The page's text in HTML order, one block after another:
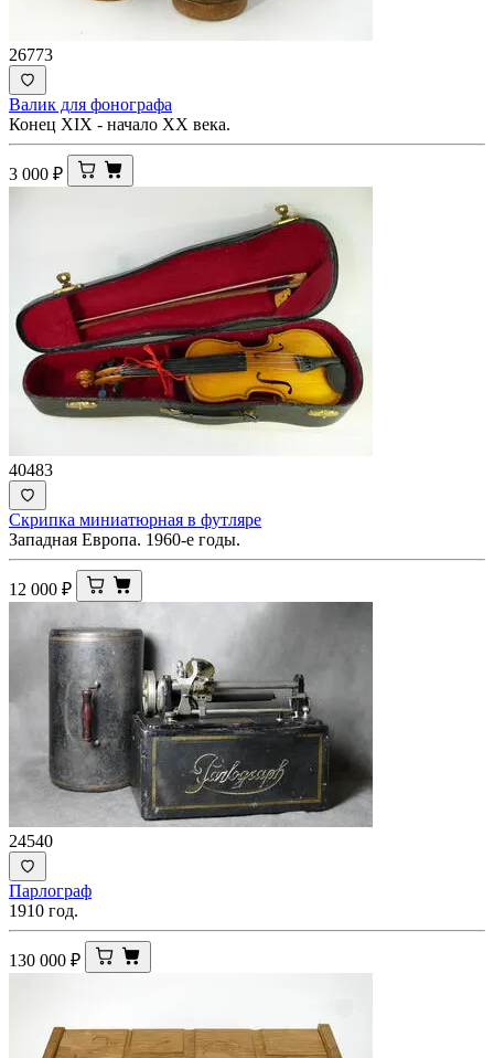
26773
Валик для фонографа
Конец XIX - начало ХХ века.
3 000 ₽
40483
Скрипка миниатюрная в футляре
Западная Европа. 1960-е годы.
12 000 ₽
24540
Парлограф
1910 год.
130 000 ₽